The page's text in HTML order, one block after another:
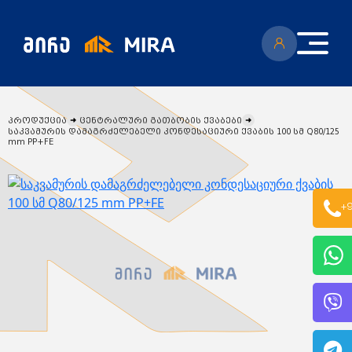
კატალოგი
ყველა პროდუქცია
გენერატორი
ცენტრალური გათბობის ქვაბები
აბაზანის საშრობები
რადიატორები
საფართოებელი ავზები
კალორიფერები
მოცულობითი ბოილერი
წყლის ტუმბოები
აქციები
პროდუქცია
ცენტრალური გათბობის ქვაბები
საკვამურის დამაგრძელებელი კონდესაციური ქვაბის 100 სმ Q80/125
mm PP+FE